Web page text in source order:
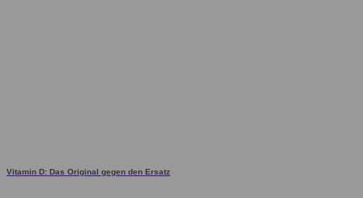
Vitamin D: Das Original gegen den Ersatz